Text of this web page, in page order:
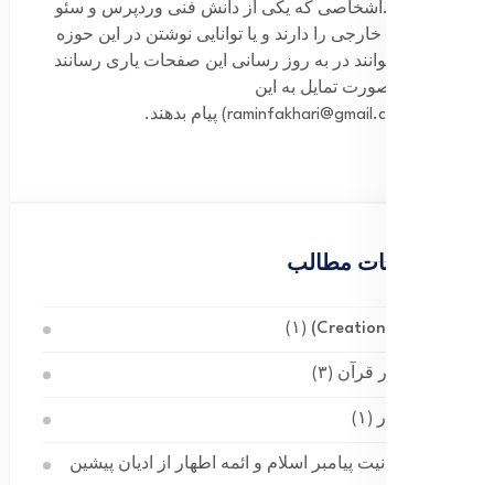
می‌نمایند.اشخاصی که یکی از دانش فنی وردپرس و سئو
زبان های خارجی را دارند و یا توانایی نوشتن در این حوزه
ها و می توانند در به روز رسانی این صفحات یاری رسانند
لطفا در صورت تمایل به این
موضوعات مطالب
(۱)
آناتومی در قرآن (۳)
ائمه اطهار (۱)
اثبات حقانیت پیامبر اسلام و ائمه اطهار از ادیان پیشین